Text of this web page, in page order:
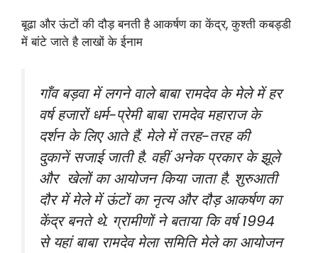
बूढा और ऊंटों की दौड़ बनती है आकर्षण का केंद्र, कुश्ती कबड्डी
में बांटे जाते है लाखों के ईनाम
गाँव बड़वा में लगने वाले बाबा रामदेव के मेले में हर
वर्ष हजारों धर्म-प्रेमी बाबा रामदेव महाराज के
दर्शन के लिए आते हैं. मेले में तरह-तरह की
दुकानें सजाई जाती है. वहीं अनेक प्रकार के झूले
और खेलों का आयोजन किया जाता है. शुरुआती
दौर में मेले में ऊंटों का नृत्य और दौड़ आकर्षण का
केंद्र बनते थे. ग्रामीणों ने बताया कि वर्ष 1994
से यहां बाबा रामदेव मेला समिति मेले का आयोजन